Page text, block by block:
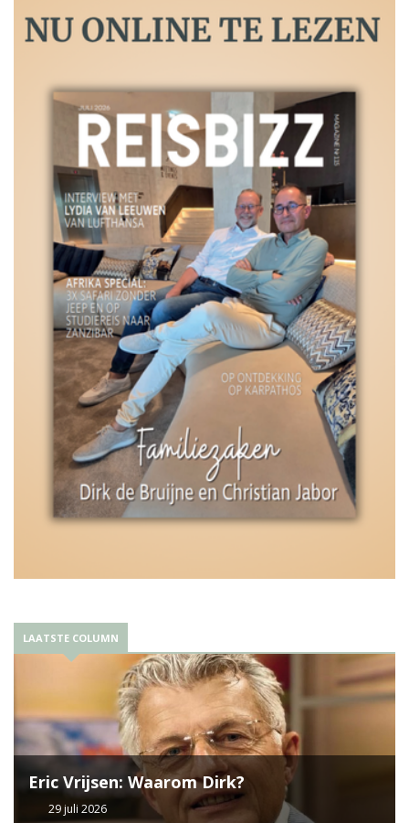
LAATSTE COLUMN
Eric Vrijsen: Waarom Dirk?
29 juli 2026